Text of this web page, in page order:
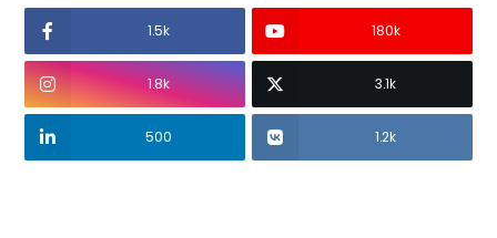
1.5k 180k
1.8k 3.1k
500 1.2k